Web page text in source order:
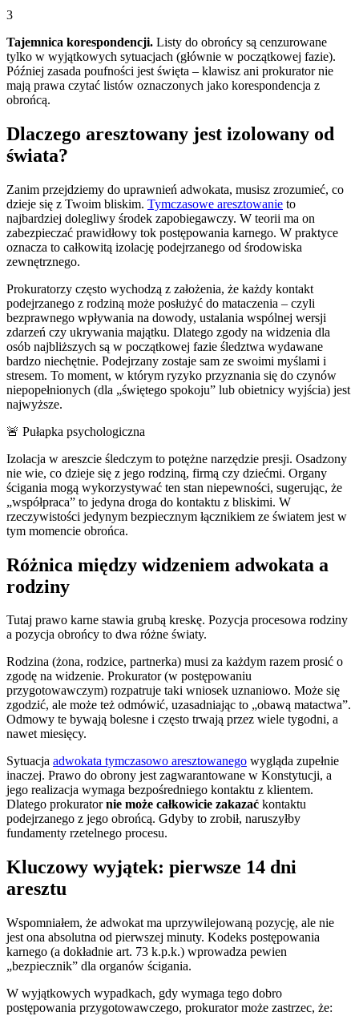
3
Tajemnica korespondencji. Listy do obrońcy są cenzurowane
tylko w wyjątkowych sytuacjach (głównie w początkowej fazie).
Później zasada poufności jest święta – klawisz ani prokurator nie
mają prawa czytać listów oznaczonych jako korespondencja z
obrońcą.
Dlaczego aresztowany jest izolowany od
świata?
Zanim przejdziemy do uprawnień adwokata, musisz zrozumieć, co
dzieje się z Twoim bliskim. Tymczasowe aresztowanie to
najbardziej dolegliwy środek zapobiegawczy. W teorii ma on
zabezpieczać prawidłowy tok postępowania karnego. W praktyce
oznacza to całkowitą izolację podejrzanego od środowiska
zewnętrznego.
Prokuratorzy często wychodzą z założenia, że każdy kontakt
podejrzanego z rodziną może posłużyć do mataczenia – czyli
bezprawnego wpływania na dowody, ustalania wspólnej wersji
zdarzeń czy ukrywania majątku. Dlatego zgody na widzenia dla
osób najbliższych są w początkowej fazie śledztwa wydawane
bardzo niechętnie. Podejrzany zostaje sam ze swoimi myślami i
stresem. To moment, w którym ryzyko przyznania się do czynów
niepopełnionych (dla „świętego spokoju” lub obietnicy wyjścia) jest
najwyższe.
🚨 Pułapka psychologiczna
Izolacja w areszcie śledczym to potężne narzędzie presji. Osadzony
nie wie, co dzieje się z jego rodziną, firmą czy dziećmi. Organy
ścigania mogą wykorzystywać ten stan niepewności, sugerując, że
„współpraca” to jedyna droga do kontaktu z bliskimi. W
rzeczywistości jedynym bezpiecznym łącznikiem ze światem jest w
tym momencie obrońca.
Różnica między widzeniem adwokata a
rodziny
Tutaj prawo karne stawia grubą kreskę. Pozycja procesowa rodziny
a pozycja obrońcy to dwa różne światy.
Rodzina (żona, rodzice, partnerka) musi za każdym razem prosić o
zgodę na widzenie. Prokurator (w postępowaniu
przygotowawczym) rozpatruje taki wniosek uznaniowo. Może się
zgodzić, ale może też odmówić, uzasadniając to „obawą matactwa”.
Odmowy te bywają bolesne i często trwają przez wiele tygodni, a
nawet miesięcy.
Sytuacja adwokata tymczasowo aresztowanego wygląda zupełnie
inaczej. Prawo do obrony jest zagwarantowane w Konstytucji, a
jego realizacja wymaga bezpośredniego kontaktu z klientem.
Dlatego prokuratornie może całkowicie zakazać kontaktu
podejrzanego z jego obrońcą. Gdyby to zrobił, naruszyłby
fundamenty rzetelnego procesu.
Kluczowy wyjątek: pierwsze 14 dni
aresztu
Wspomniałem, że adwokat ma uprzywilejowaną pozycję, ale nie
jest ona absolutna od pierwszej minuty. Kodeks postępowania
karnego (a dokładnie art. 73 k.p.k.) wprowadza pewien
„bezpiecznik” dla organów ścigania.
W wyjątkowych wypadkach, gdy wymaga tego dobro
postępowania przygotowawczego, prokurator może zastrzec, że: